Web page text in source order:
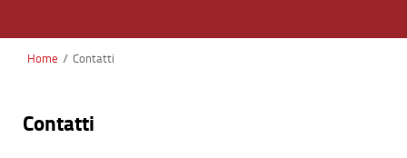
Home / Contatti
Contatti